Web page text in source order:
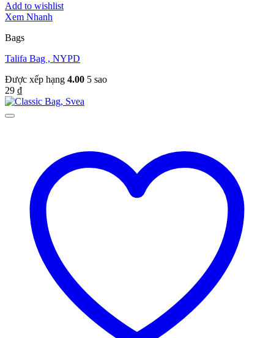
Add to wishlist
Xem Nhanh
Bags
Talifa Bag , NYPD
Được xếp hạng 4.00 5 sao
29 ₫